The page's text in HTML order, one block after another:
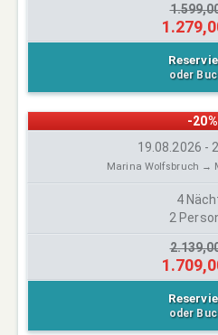
oder
-20%
19.08.2026 -
Marina Wolfsbruch →
4
2
oder